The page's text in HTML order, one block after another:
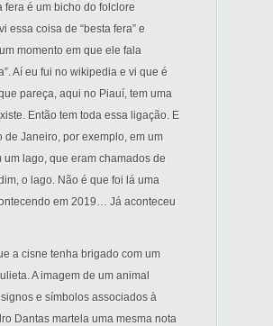
fera é um bicho do folclore
essa coisa de “besta fera” e
momento em que ele fala
Aí eu fui no wikipedia e vi que é
pareça, aqui no Piauí, tem uma
Então tem toda essa ligação. E
de Janeiro, por exemplo, em um
lago, que eram chamados de
o lago. Não é que foi lá uma
em 2019… Já aconteceu
a cisne tenha brigado com um
A imagem de um animal
e símbolos associados à
Dantas martela uma mesma nota